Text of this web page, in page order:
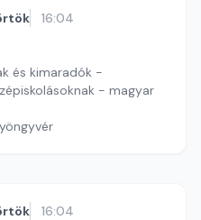
16:04
és kimaradók -
- magyar
16:04